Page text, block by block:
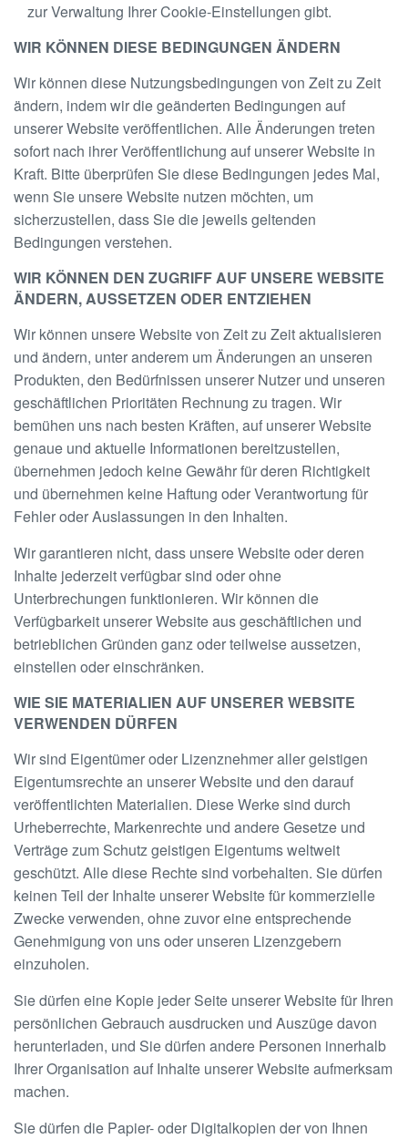
zur Verwaltung Ihrer Cookie-Einstellungen gibt.
WIR KÖNNEN DIESE BEDINGUNGEN ÄNDERN
Wir können diese Nutzungsbedingungen von Zeit zu Zeit
ändern, indem wir die geänderten Bedingungen auf
unserer Website veröffentlichen. Alle Änderungen treten
sofort nach ihrer Veröffentlichung auf unserer Website in
Kraft. Bitte überprüfen Sie diese Bedingungen jedes Mal,
wenn Sie unsere Website nutzen möchten, um
sicherzustellen, dass Sie die jeweils geltenden
Bedingungen verstehen.
WIR KÖNNEN DEN ZUGRIFF AUF UNSERE WEBSITE
ÄNDERN, AUSSETZEN ODER ENTZIEHEN
Wir können unsere Website von Zeit zu Zeit aktualisieren
und ändern, unter anderem um Änderungen an unseren
Produkten, den Bedürfnissen unserer Nutzer und unseren
geschäftlichen Prioritäten Rechnung zu tragen. Wir
bemühen uns nach besten Kräften, auf unserer Website
genaue und aktuelle Informationen bereitzustellen,
übernehmen jedoch keine Gewähr für deren Richtigkeit
und übernehmen keine Haftung oder Verantwortung für
Fehler oder Auslassungen in den Inhalten.
Wir garantieren nicht, dass unsere Website oder deren
Inhalte jederzeit verfügbar sind oder ohne
Unterbrechungen funktionieren. Wir können die
Verfügbarkeit unserer Website aus geschäftlichen und
betrieblichen Gründen ganz oder teilweise aussetzen,
einstellen oder einschränken.
WIE SIE MATERIALIEN AUF UNSERER WEBSITE
VERWENDEN DÜRFEN
Wir sind Eigentümer oder Lizenznehmer aller geistigen
Eigentumsrechte an unserer Website und den darauf
veröffentlichten Materialien. Diese Werke sind durch
Urheberrechte, Markenrechte und andere Gesetze und
Verträge zum Schutz geistigen Eigentums weltweit
geschützt. Alle diese Rechte sind vorbehalten. Sie dürfen
keinen Teil der Inhalte unserer Website für kommerzielle
Zwecke verwenden, ohne zuvor eine entsprechende
Genehmigung von uns oder unseren Lizenzgebern
einzuholen.
Sie dürfen eine Kopie jeder Seite unserer Website für Ihren
persönlichen Gebrauch ausdrucken und Auszüge davon
herunterladen, und Sie dürfen andere Personen innerhalb
Ihrer Organisation auf Inhalte unserer Website aufmerksam
machen.
Sie dürfen die Papier- oder Digitalkopien der von Ihnen